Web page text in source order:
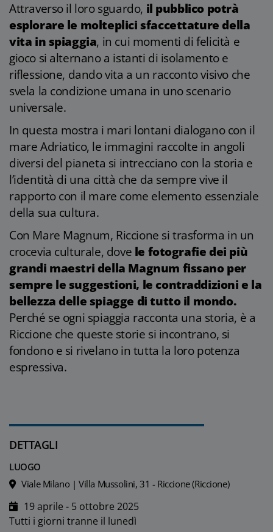
Attraverso il loro sguardo, il pubblico potrà
esplorare le molteplici sfaccettature della
vita in spiaggia, in cui momenti di felicità e
gioco si alternano a istanti di isolamento e
riflessione, dando vita a un racconto visivo che
svela la condizione umana in uno scenario
universale.
In questa mostra i mari lontani dialogano con il
mare Adriatico, le immagini raccolte in angoli
diversi del pianeta si intrecciano con la storia e
l’identità di una città che da sempre vive il
rapporto con il mare come elemento essenziale
della sua cultura.
Con Mare Magnum, Riccione si trasforma in un
crocevia culturale, dove le fotografie dei più
grandi maestri della Magnum fissano per
sempre le suggestioni, le contraddizioni e la
bellezza delle spiagge di tutto il mondo.
Perché se ogni spiaggia racconta una storia, è a
Riccione che queste storie si incontrano, si
fondono e si rivelano in tutta la loro potenza
espressiva.
DETTAGLI
LUOGO
Viale Milano | Villa Mussolini, 31 - Riccione (Riccione)
19 aprile - 5 ottobre 2025
Tutti i giorni tranne il lunedì